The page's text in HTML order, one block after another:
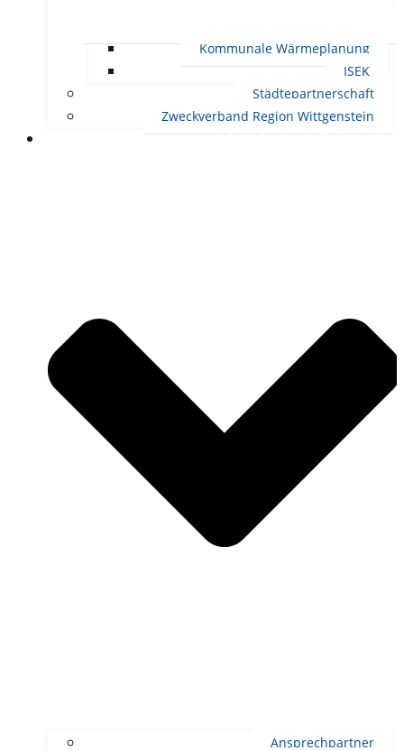
Kommunale Wärmeplanung
ISEK
Städtepartnerschaft
Zweckverband Region Wittgenstein
RATHAUS UND POLITIK
Ansprechpartner